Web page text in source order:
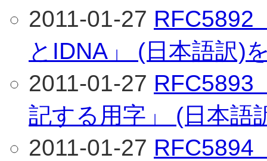
2011-01-27 RFC5892
とIDNA」 (日本語訳)
2011-01-27 RFC5893
記する用字」 (日本語
2011-01-27 RFC5894